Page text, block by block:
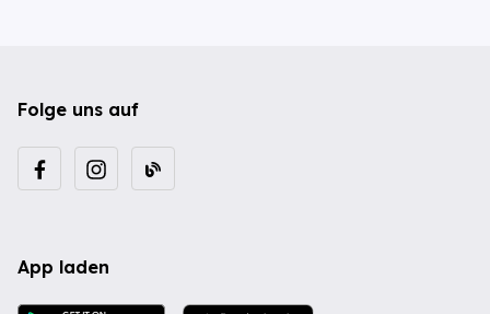
Folge uns auf
App laden